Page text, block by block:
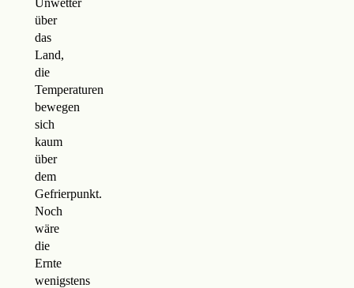
über
das
Land,
die
Temperaturen
bewegen
sich
kaum
über
dem
Gefrierpunkt.
Noch
wäre
die
Ernte
wenigstens